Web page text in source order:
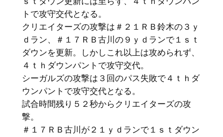
トで攻守交代となる。
クリエイターズの攻撃は＃２１ＲＢ鈴木の３ｙ
ｄラン、＃１７ＲＢ古川の９ｙｄランで１ｓｔ
ダウンを更新。しかしこれ以上は攻められず、
４ｔｈダウンパントで攻守交代。
シーガルズの攻撃は３回のパス失敗で４ｔｈダ
ウンパントで攻守交代となる。
試合時間残り５２秒からクリエイターズの攻
撃。
＃１７ＲＢ古川が２１ｙｄランで１ｓｔダウン